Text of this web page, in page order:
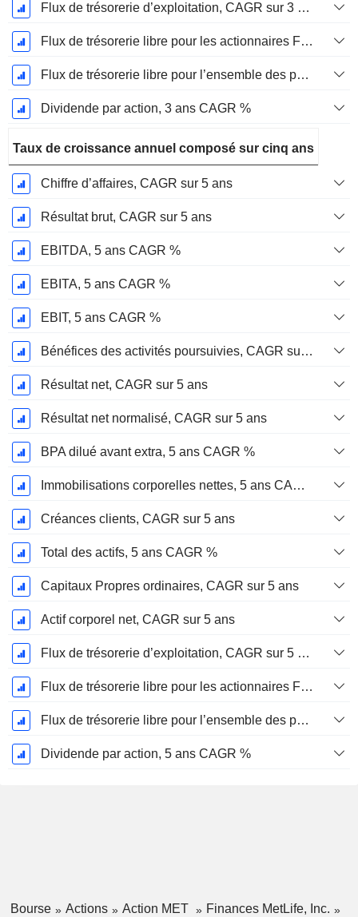
Flux de trésorerie d’exploitation, CAGR sur 3 ans
Flux de trésorerie libre pour les actionnaires FCFE, CAGR sur 3 ans
Flux de trésorerie libre pour l’ensemble des pourvoyeurs de fonds (créanciers et actionnaires) FCFF, CAGR sur 3 ans
Dividende par action, 3 ans CAGR %
Taux de croissance annuel composé sur cinq ans
Chiffre d’affaires, CAGR sur 5 ans
Résultat brut, CAGR sur 5 ans
EBITDA, 5 ans CAGR %
EBITA, 5 ans CAGR %
EBIT, 5 ans CAGR %
Bénéfices des activités poursuivies, CAGR sur 5 ans
Résultat net, CAGR sur 5 ans
Résultat net normalisé, CAGR sur 5 ans
BPA dilué avant extra, 5 ans CAGR %
Immobilisations corporelles nettes, 5 ans CAGR %
Créances clients, CAGR sur 5 ans
Total des actifs, 5 ans CAGR %
Capitaux Propres ordinaires, CAGR sur 5 ans
Actif corporel net, CAGR sur 5 ans
Flux de trésorerie d’exploitation, CAGR sur 5 ans
Flux de trésorerie libre pour les actionnaires FCFE, CAGR sur 5 ans
Flux de trésorerie libre pour l’ensemble des pourvoyeurs de fonds (créanciers et actionnaires) FCFF, CAGR sur 5 ans
Dividende par action, 5 ans CAGR %
Bourse Actions Action MET
Finances MetLife, Inc.